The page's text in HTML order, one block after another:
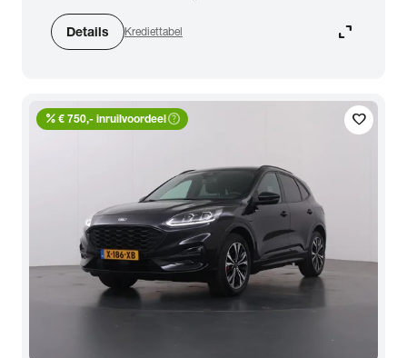
Details Krediettabel expand_content
favorite
percent € 750,- inruilvoordeelhelp_outline